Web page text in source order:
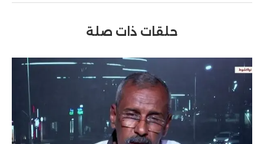
حلقات ذات صلة